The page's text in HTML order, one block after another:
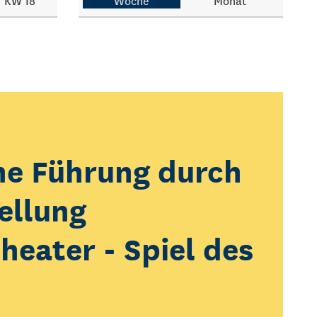
Führung durch
- Spiel des